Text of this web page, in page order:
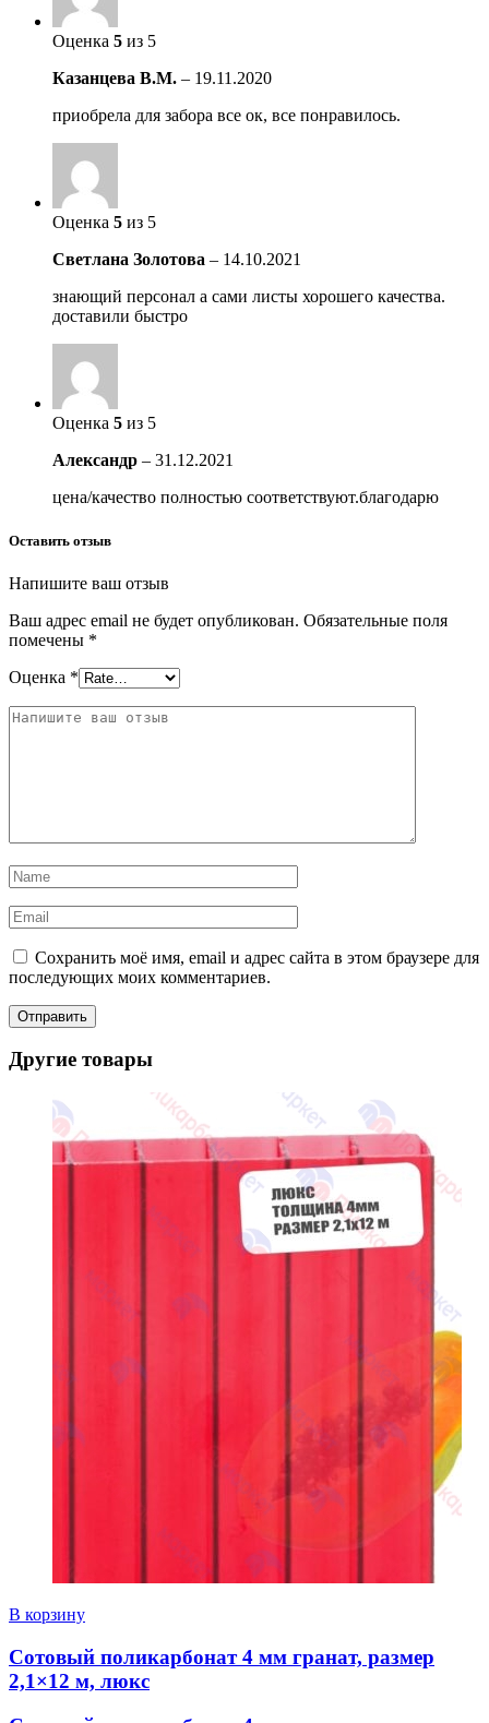
Оценка 5 из 5
Казанцева В.М. – 19.11.2020
приобрела для забора все ок, все понравилось.
Оценка 5 из 5
Светлана Золотова – 14.10.2021
знающий персонал а сами листы хорошего качества.
доставили быстро
Оценка 5 из 5
Александр – 31.12.2021
цена/качество полностью соответствуют.благодарю
Оставить отзыв
Напишите ваш отзыв
Ваш адрес email не будет опубликован. Обязательные поля
помечены *
Оценка *
Сохранить моё имя, email и адрес сайта в этом браузере для
последующих моих комментариев.
Другие товары
В корзину
Сотовый поликарбонат 4 мм гранат, размер
2,1×12 м, люкс